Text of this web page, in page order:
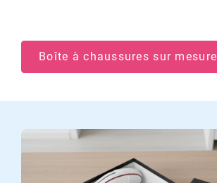
Boîte à chaussures sur mesure